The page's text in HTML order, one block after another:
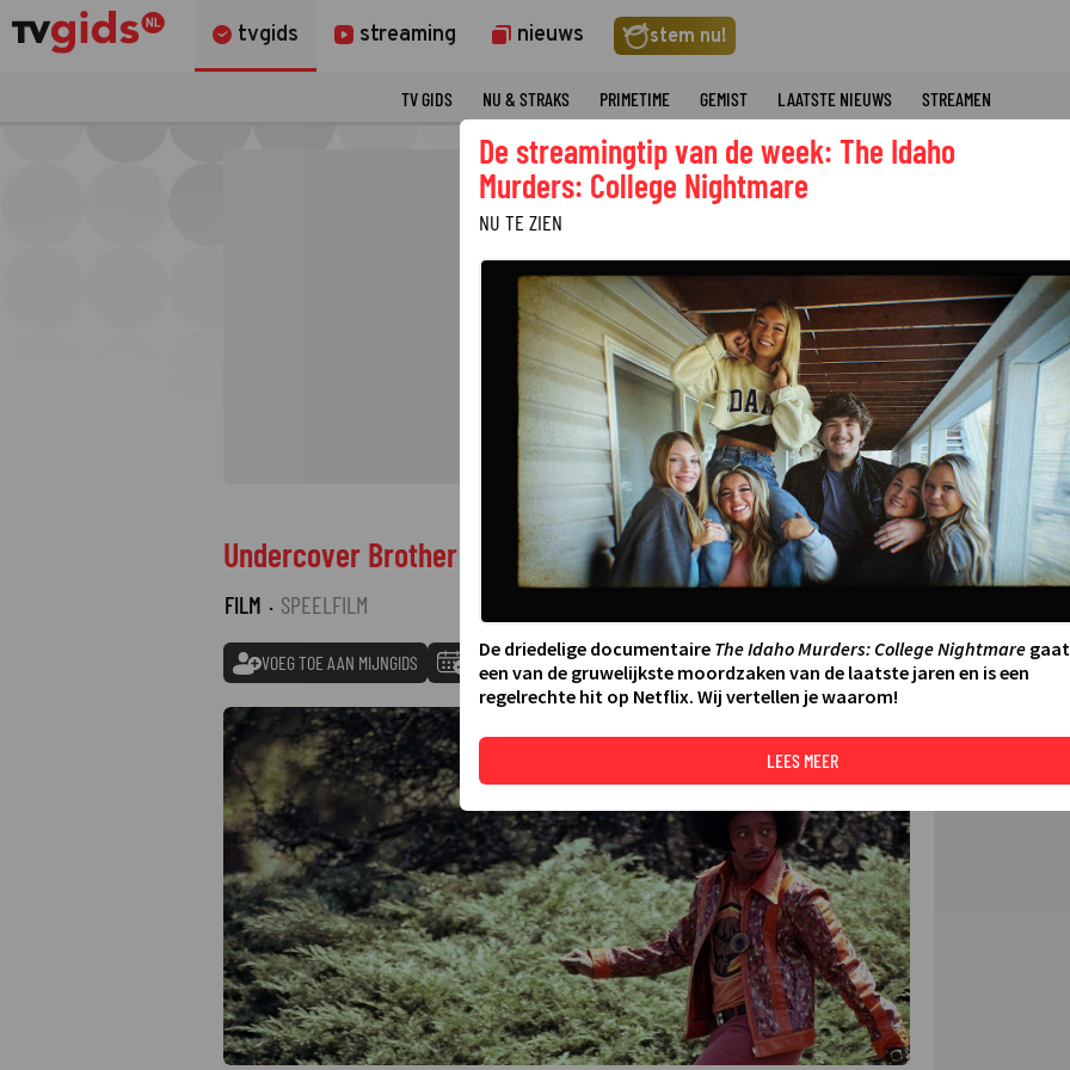
tvgids streaming nieuws stem nu!
TV GIDS NU & STRAKS PRIMETIME GEMIST LAATSTE NIEUWS STREAMEN
Undercover Brother
FILM · SPEELFILM
VOEG TOE AAN MIJNGIDS TOEVOEGEN AAN AGENDA DELEN
FILMS
DE
De streamingtip van de week: The Idaho
Murders: College Nightmare
NU TE ZIEN
De driedelige documentaire The Idaho Murders: College Nightmaregaat
een van de gruwelijkste moordzaken van de laatste jaren en is een
regelrechte hit op Netflix. Wij vertellen je waarom!
LEES MEER